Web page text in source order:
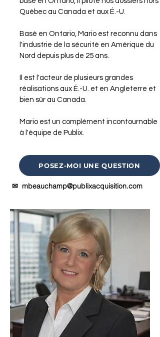
Québec au Canada et aux É.-U.
Basé en Ontario, Mario est reconnu dans
l'industrie de la sécurité en Amérique du
Nord depuis plus de 25 ans.
Il est l'acteur de plusieurs grandes
réalisations aux É.-U. et en Angleterre et
bien sûr au Canada.
Mario est un complément incontournable
à l'équipe de Publix.
POSEZ-MOI UNE QUESTION
✉ mbeauchamp@publixacquisition.com